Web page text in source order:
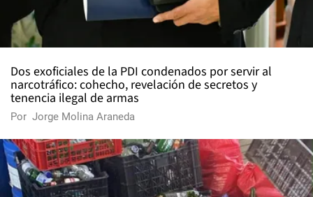
Dos exoficiales de la PDI condenados por servir al
narcotráfico: cohecho, revelación de secretos y
tenencia ilegal de armas
Por Jorge Molina Araneda